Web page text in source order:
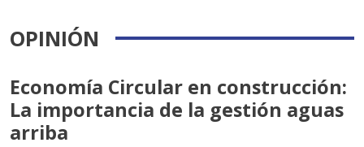
OPINIÓN
Economía Circular en construcción:
La importancia de la gestión aguas
arriba